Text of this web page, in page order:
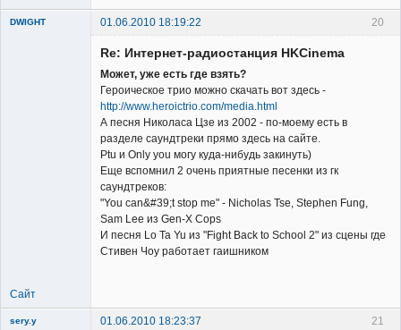
20
DWIGHT 01.06.2010 18:19:22
Re: Интернет-радиостанция HKCinema
Может, уже есть где взять?
Героическое трио можно скачать вот здесь -
http://www.heroictrio.com/media.html
А песня Николаса Цзе из 2002 - по-моему есть в
разделе саундтреки прямо здесь на сайте.
Ptu и Only you могу куда-нибудь закинуть)
Еще вспомнил 2 очень приятные песенки из гк
саундтреков:
"You can&#39;t stop me" - Nicholas Tse, Stephen Fung,
Sam Lee из Gen-X Cops
И песня Lo Ta Yu из "Fight Back to School 2" из сцены где
Стивен Чоу работает гаишником
Сайт
21
sery.y 01.06.2010 18:23:37